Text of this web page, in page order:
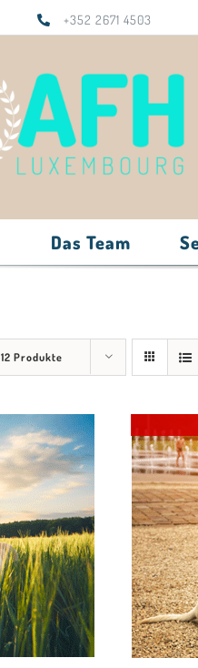
+352 2671 4503
Das Team
12 Produkte